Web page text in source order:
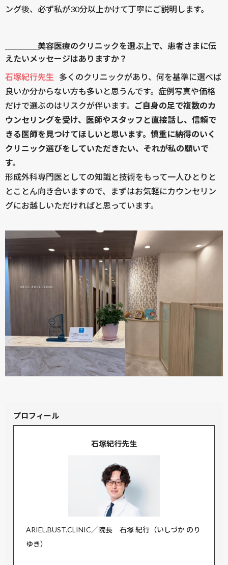
ング後、必ず私が30分以上かけて丁寧にご説明します。
＿＿＿＿美容医療のクリニックを選ぶ上で、患者さまに伝
えたいメッセージはありますか？
石塚紀行先生
多くのクリニックがあり、何を基準に選べば
良いか分からない方も多いと思うんです。症例写真や価格
だけで選ぶのはリスクが伴います。
ご自身の足で複数のカ
ウンセリングを受け、医師やスタッフと直接話し、信頼で
きる医師を見つけてほしいと思います。慎重に納得のいく
クリニック選びをしていただきたい、それが私の願いで
す。
形成外科専門医としての知識と技術をもって一人ひとりと
とことん向き合いますので、まずはお気軽にカウンセリン
グにお越しいただければと思っています。
プロフィール
石塚紀行先生
ARIEL.BUST.CLINIC／院長 石塚 紀行（いしづか のり
ゆき）